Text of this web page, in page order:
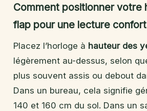
Comment positionner votre
flap pour une lecture
Placez l’horloge à hauteur des
légèrement au-dessus, selon
plus souvent assis ou debout
Dans un bureau, cela signifie
140 et 160 cm du sol. Dans un